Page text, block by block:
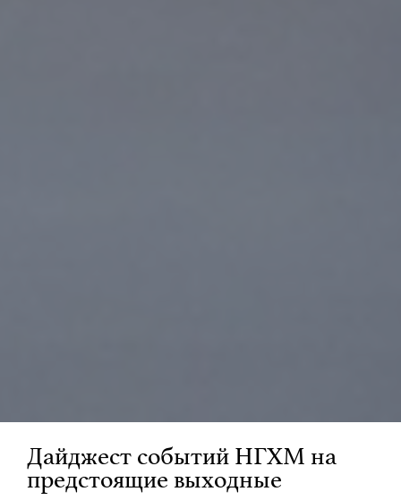
Дайджест событий НГХМ на
предстоящие выходные